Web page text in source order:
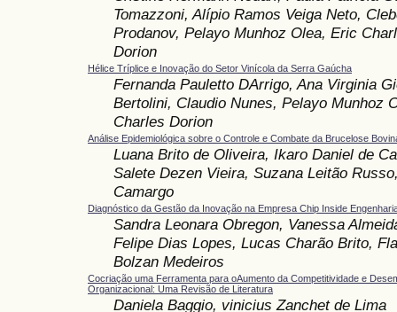
Tomazzoni, Alípio Ramos Veiga Neto,
Prodanov, Pelayo Munhoz Olea, Eric
Dorion
Hélice Tríplice e Inovação do Setor Vinícola da Serra Gaúcha
Fernanda Pauletto DArrigo, Ana Virginia
Bertolini, Claudio Nunes, Pelayo Munhoz
Charles Dorion
Análise Epidemiológica sobre o Controle e Combate da Brucelose
Luana Brito de Oliveira, Ikaro Daniel de
Salete Dezen Vieira, Suzana Leitão
Camargo
Diagnóstico da Gestão da Inovação na Empresa Chip Inside
Sandra Leonara Obregon, Vanessa
Felipe Dias Lopes, Lucas Charão Brito,
Bolzan Medeiros
Cocriação uma Ferramenta para oAumento da Competitividade e
Organizacional: Uma Revisão de Literatura
Daniela Baggio, vinicius Zanchet de Lima